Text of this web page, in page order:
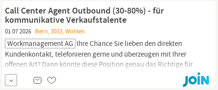
Call Center Agent Outbound (30-80%) - für
kommunikative Verkaufstalente
01.07.2026 Bern, 3033, Wohlen
Workmanagement AG Ihre Chance Sie lieben den direkten
Kundenkontakt, telefonieren gerne und überzeugen mit Ihrer
offenen Art? Dann könnte diese Position genau das Richtige für
Sie sein. Wir suchen extrovertierte, kommunikative
Persönlichkeiten mit natürlichem Verkaufsflair, die Freude daran